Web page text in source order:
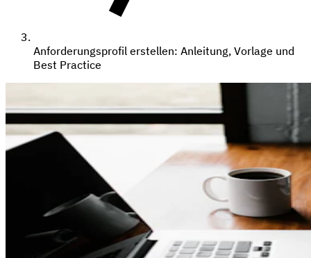
Anforderungsprofil erstellen: Anleitung, Vorlage und
Best Practice